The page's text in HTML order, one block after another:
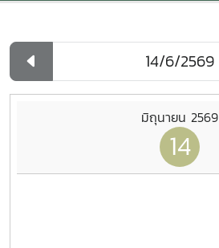
มิถุนายน 2569
14